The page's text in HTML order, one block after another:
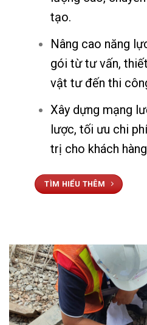
tạo.
Nâng cao năng
gói từ tư vấn,
vật tư đến thi
Xây dựng mạng
lược, tối ưu chi
trị cho khách
TÌM HIỂU THÊM